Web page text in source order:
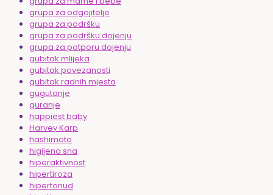
grupa za odgojitelje
grupa za podršku
grupa za podršku dojenju
grupa za potporu dojenju
gubitak mlijeka
gubitak povezanosti
gubitak radnih mjesta
gugutanje
guranje
happiest baby
Harvey Karp
hashimoto
higijena sna
hiperaktivnost
hipertiroza
hipertonud